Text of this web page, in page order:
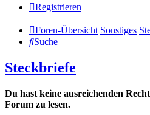
Registrieren
Foren-Übersicht Sonstiges
Suche
Steckbriefe
Du hast keine ausreichenden
Forum zu lesen.